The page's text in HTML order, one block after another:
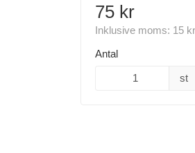
75 kr
Inklusive moms: 15 kr
Antal
st